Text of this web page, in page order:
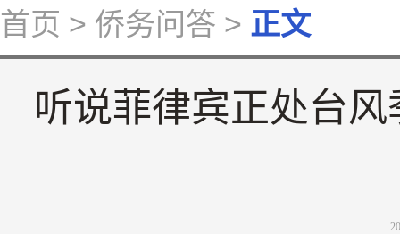
首页 > 侨务问答 > 正文
听说菲律宾正处台